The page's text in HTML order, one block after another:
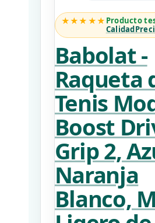
★★★★★ Producto
Babolat -
Raqueta
Tenis
Boost
Grip 2,
Naranja
Blanco,